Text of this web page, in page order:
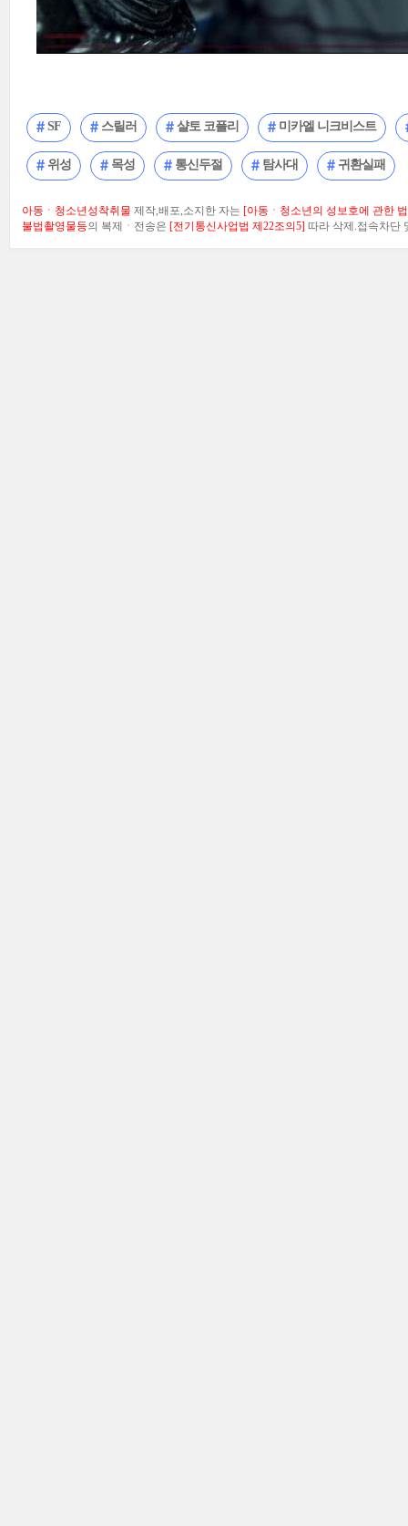
SF 스릴러 샬토 코플리 미카엘 니크비스트
위성 목성 통신두절 탐사대 귀환실패
아동ㆍ청소년성착취물 제작,배포,소지한 자는 [아동ㆍ청소년의 성보호에 관한
불법촬영물등의 복제ㆍ전송은 [전기통신사업법 제22조의5] 따라 삭제.접속차단